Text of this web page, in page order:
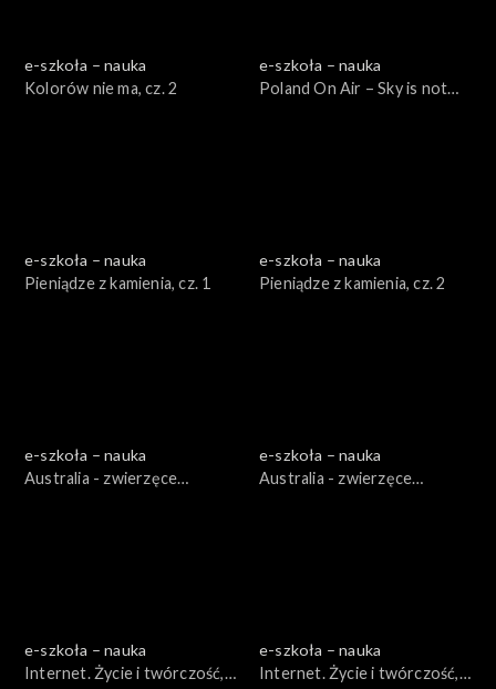
e-szkoła – nauka
Kolorów nie ma, cz. 2
e-szkoła – nauka
Poland On Air – Sky is not
e-szkoła – nauka
Pieniądze z kamienia, cz. 1
e-szkoła – nauka
Pieniądze z kamienia, cz. 2
e-szkoła – nauka
Australia - zwierzęce
e-szkoła – nauka
Australia - zwierzęce
e-szkoła – nauka
Internet. Życie i twórczość,
e-szkoła – nauka
Internet. Życie i twórczość,